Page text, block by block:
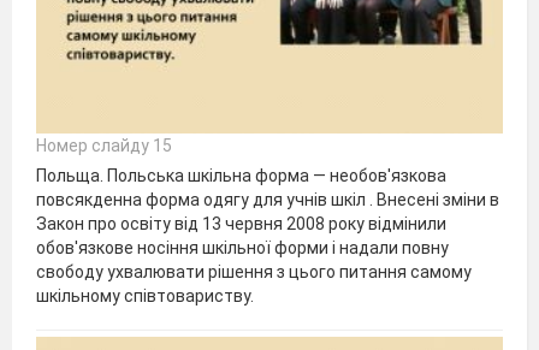
Номер слайду 15
Польща. Польська шкільна форма — необов'язкова
повсякденна форма одягу для учнів шкіл . Внесені зміни в
Закон про освіту від 13 червня 2008 року відмінили
обов'язкове носіння шкільної форми і надали повну
свободу ухвалювати рішення з цього питання самому
шкільному співтовариству.